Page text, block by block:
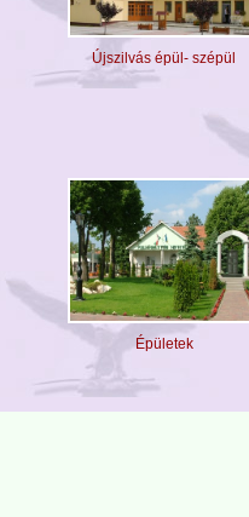
Újszilvás épül- szépül
Épületek